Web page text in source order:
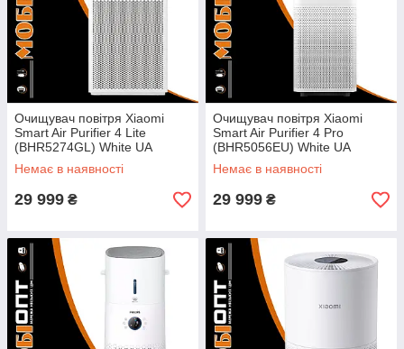
Очищувач повітря Xiaomi
Smart Air Purifier 4 Lite
(BHR5274GL) White UA
Немає в наявності
29 999 ₴
Очищувач повітря Xiaomi
Smart Air Purifier 4 Pro
(BHR5056EU) White UA
Немає в наявності
29 999 ₴